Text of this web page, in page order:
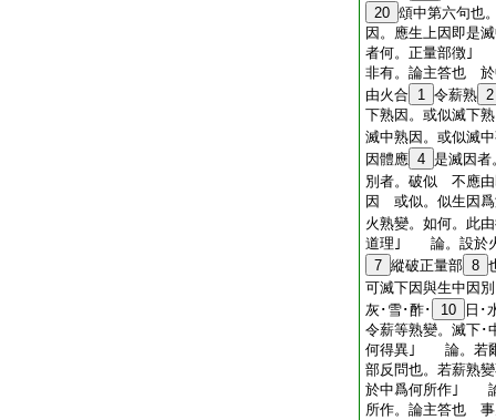
20 頌中第六句也
因。應生上因即
者何。正量部徴｣
非有。論主答也 於
由火合 1 令薪熟 2
下熟因。或似滅下
滅中熟因。或似滅
因體應 4 是滅因
別者。破似 不應由
因 或似。似生因
火熟變。如何。此
道理｣ 論。設於火
7 縱破正量部 8
可滅下因與生中因
灰･雪･酢･
10
日･
令薪等熟變。滅下･
何得異｣ 論。若爾
部反問也。若薪熟
於中爲何所作｣ 論
所作。論主答也 事